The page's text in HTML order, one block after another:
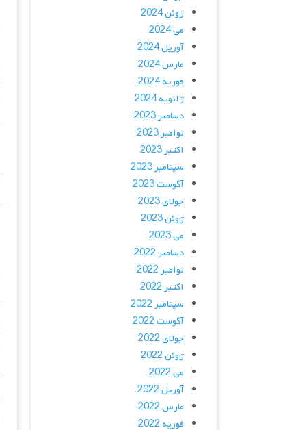
ژوئن 2024
می 2024
آوریل 2024
مارس 2024
فوریه 2024
ژانویه 2024
دسامبر 2023
نوامبر 2023
اکتبر 2023
سپتامبر 2023
آگوست 2023
جولای 2023
ژوئن 2023
می 2023
دسامبر 2022
نوامبر 2022
اکتبر 2022
سپتامبر 2022
آگوست 2022
جولای 2022
ژوئن 2022
می 2022
آوریل 2022
مارس 2022
فوریه 2022